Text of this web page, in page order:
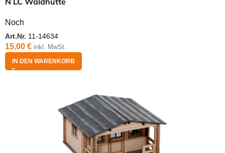
Noch
Art.Nr. 11-14634
15,00 € inkl. MwSt.
IN DEN WARENKORB